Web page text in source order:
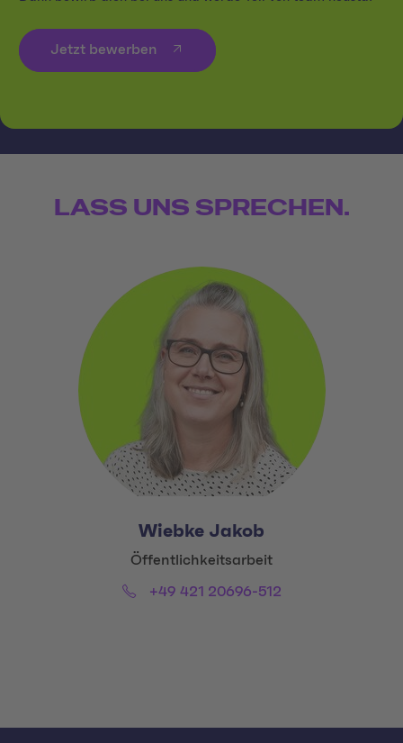
Jetzt bewerben
LASS UNS SPRECHEN.
Wiebke Jakob
Title:
Öffentlichkeitsarbeit
Email:
Phone:+49 421 20696-512